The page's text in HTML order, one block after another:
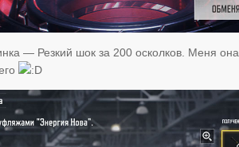
— Резкий шок за 200 осколков. Меня она